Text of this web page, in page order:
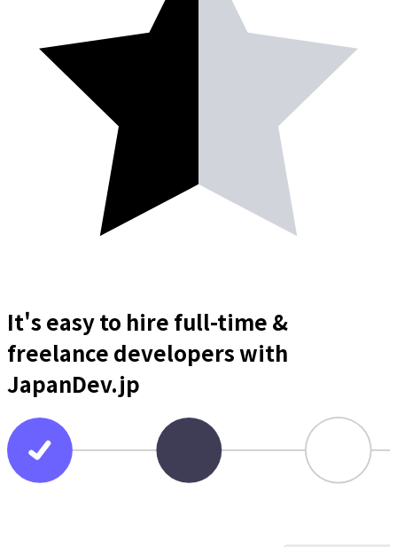
It's easy to hire full-time &
freelance developerswith
JapanDev.jp